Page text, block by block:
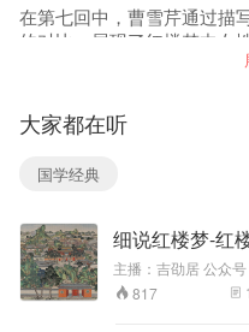
她不
《儿
读》
字文
而且
如我
斋”，
家蒲
在第七回中，曹雪芹通过描
的对比，展现了红楼梦中女
时，通过交大等人物引出了
大家都在听
国学经典
细说红楼梦-红
居）
主播：吉劭居 公众号：吉劭居 读
打开了一幅充满历史
卷，这一时期中国社
817